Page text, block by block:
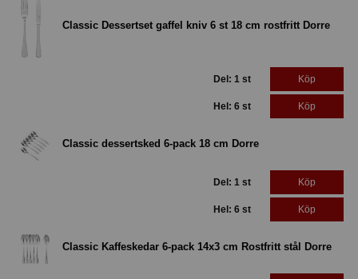
Classic Dessertset gaffel kniv 6 st 18 cm rostfritt Dorre
Del: 1 st Köp
Hel: 6 st Köp
Classic dessertsked 6-pack 18 cm Dorre
Del: 1 st Köp
Hel: 6 st Köp
Classic Kaffeskedar 6-pack 14x3 cm Rostfritt stål Dorre